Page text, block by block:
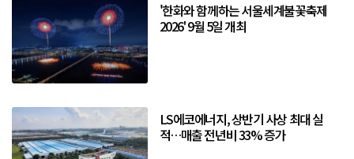
'한화와 함께하는 서울세계불꽃축제
2026' 9월 5일 개최
LS에코에너지, 상반기 사상 최대 실
적…매출 전년비 33% 증가